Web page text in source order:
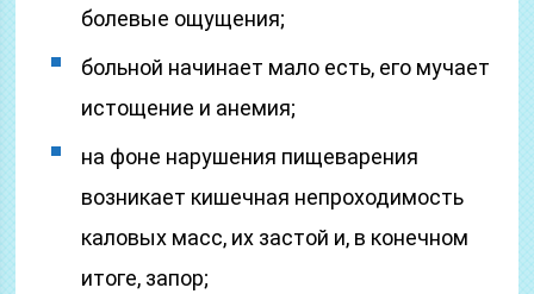
болевые ощущения;
больной начинает мало есть, его мучает
истощение и анемия;
на фоне нарушения пищеварения
возникает кишечная непроходимость
каловых масс, их застой и, в конечном
итоге, запор;